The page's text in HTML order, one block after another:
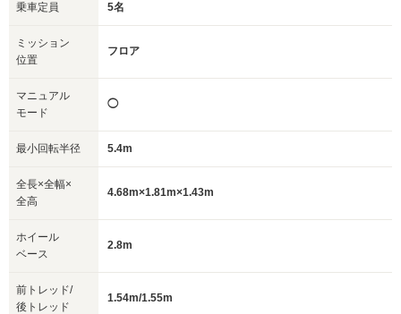
乗車定員 5名
ミッション
位置
フロア
マニュアル
モード
◯
最小回転半径 5.4m
全長×全幅×
全高
4.68m×1.81m×1.43m
ホイール
ベース
2.8m
前トレッド/
後トレッド
1.54m/1.55m